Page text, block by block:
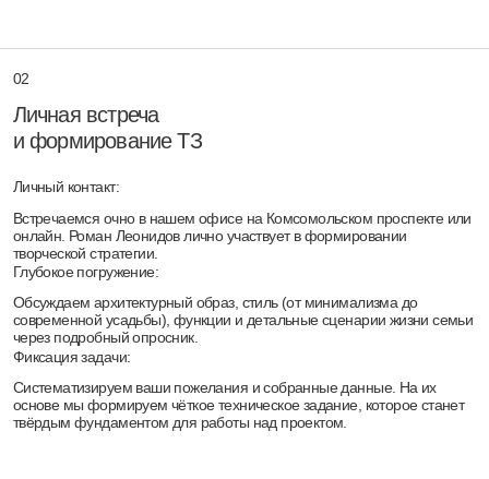
пространственные решения, которые станут отражением вашей
вы видели будущий объект, а не только плоские планы.
Визуализация:
Дизайн-проект
интерьера
05
Создаем визуальную концепцию внутренних пространств, переходя
от общих архитектурных объемов к выбору конкретных предметов
мебели и оборудования на основе детального опроса о сценариях
Визуализация и детализация:
Дизайнеры тесно взаимодействуют с инженерной группой для
скрытой и эстетичной прокладки сетей отопления, вентиляции,
Синхронизация с инженерией: